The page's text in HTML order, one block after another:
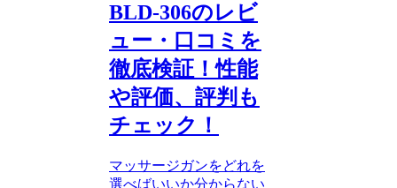
BLD-306のレビ
ュー・口コミを
徹底検証！性能
や評価、評判も
チェック！
マッサージガンをどれを
選べばいいか分からない